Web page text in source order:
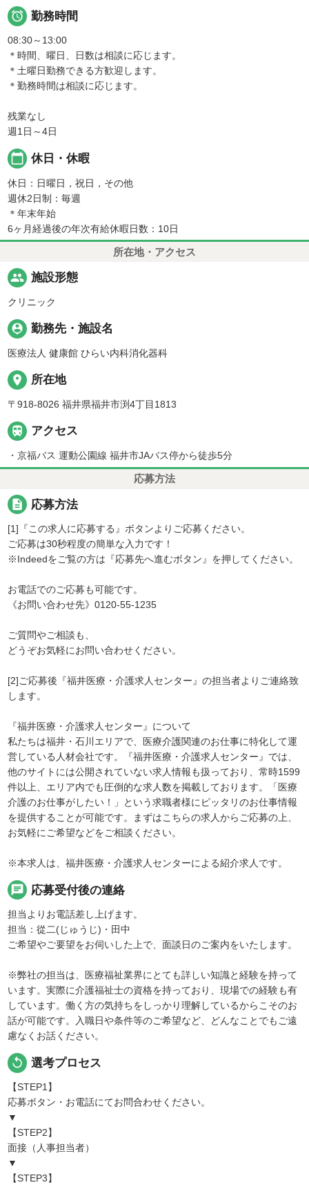
 勤務時間
08:30～13:00
＊時間、曜日、日数は相談に応じます。
＊土曜日勤務できる方歓迎します。
＊勤務時間は相談に応じます。
残業なし
週1日～4日
calendar_today 休日・休暇
休日：日曜日，祝日，その他
週休2日制：毎週
＊年末年始
6ヶ月経過後の年次有給休暇日数：10日
所在地・アクセス
people 施設形態
クリニック
person_pin 勤務先・施設名
医療法人 健康館 ひらい内科消化器科
place 所在地
〒918-8026 福井県福井市渕4丁目1813
 アクセス
・京福バス 運動公園線 福井市JAバス停から徒歩5分
応募方法
description 応募方法
[1]『この求人に応募する』ボタンよりご応募ください。
ご応募は30秒程度の簡単な入力です！
※Indeedをご覧の方は『応募先へ進むボタン』を押してください。
お電話でのご応募も可能です。
《お問い合わせ先》0120-55-1235
ご質問やご相談も、
どうぞお気軽にお問い合わせください。
[2]ご応募後『福井医療・介護求人センター』の担当者よりご連絡致
します。
『福井医療・介護求人センター』について
私たちは福井・石川エリアで、医療介護関連のお仕事に特化して運
営している人材会社です。『福井医療・介護求人センター』では、
他のサイトには公開されていない求人情報も扱っており、常時1599
件以上、エリア内でも圧倒的な求人数を掲載しております。「医療
介護のお仕事がしたい！」という求職者様にピッタリのお仕事情報
を提供することが可能です。まずはこちらの求人からご応募の上、
お気軽にご希望などをご相談ください。
※本求人は、福井医療・介護求人センターによる紹介求人です。
chat 応募受付後の連絡
担当よりお電話差し上げます。
担当：從二(じゅうじ)・田中
ご希望やご要望をお伺いした上で、面談日のご案内をいたします。
※弊社の担当は、医療福祉業界にとても詳しい知識と経験を持って
います。実際に介護福祉士の資格を持っており、現場での経験も有
しています。働く方の気持ちをしっかり理解しているからこそのお
話が可能です。入職日や条件等のご希望など、どんなことでもご遠
慮なくお話ください。
replay 選考プロセス
【STEP1】
応募ボタン・お電話にてお問合わせください。
▼
【STEP2】
面接（人事担当者）
▼
【STEP3】